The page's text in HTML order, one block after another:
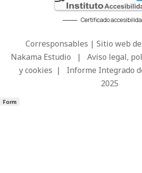
Certificado
Corresponsables | Sitio web
Nakama Estudio | Aviso legal,
y cookies | Informe Integrado
2025
Form